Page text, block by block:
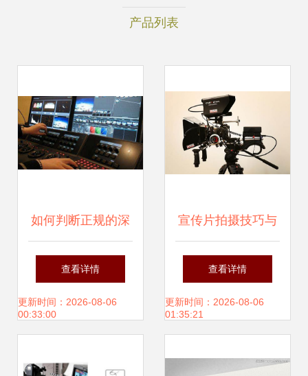
产品列表
如何判断正规的深
圳宣传片制作公司
与三维动画服务
查看详情
更新时间：2026-08-06
00:33:00
宣传片拍摄技巧与
兰州影视制作公司
的科学选择方法
查看详情
更新时间：2026-08-06
01:35:21